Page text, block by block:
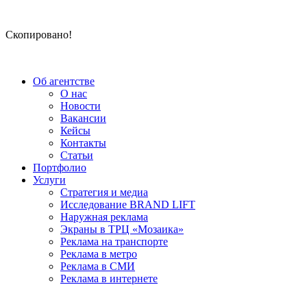
Скопировано!
Об агентстве
О нас
Новости
Вакансии
Кейсы
Контакты
Статьи
Портфолио
Услуги
Стратегия и медиа
Исследование BRAND LIFT
Наружная реклама
Экраны в ТРЦ «Мозаика»
Реклама на транспорте
Реклама в метро
Реклама в СМИ
Реклама в интернете